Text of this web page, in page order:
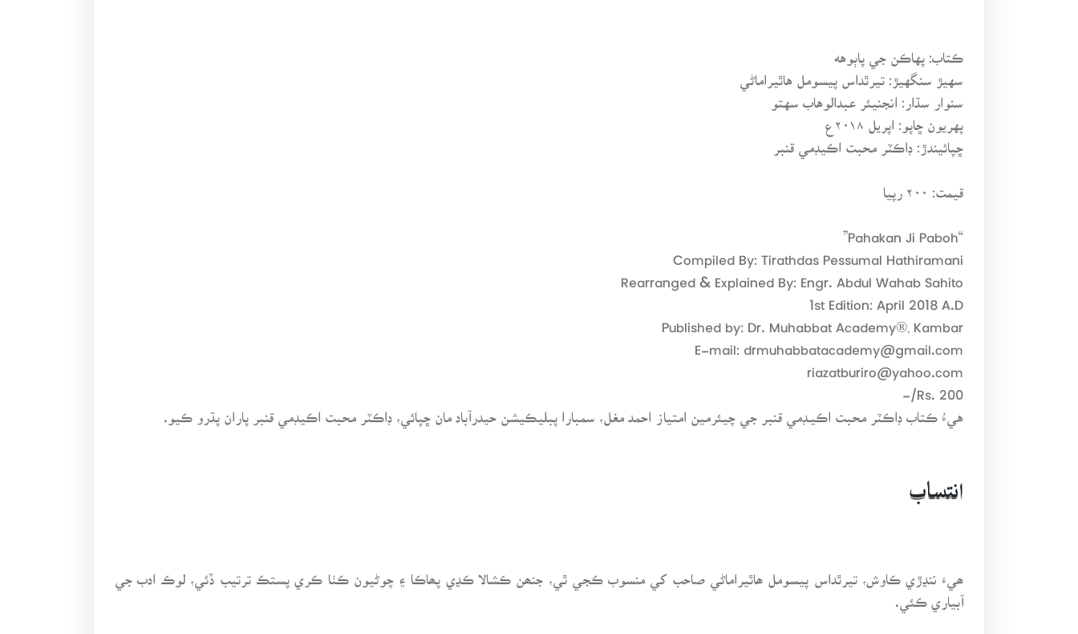
ڪتاب: پهاڪن جي پاٻوهه
سهيڙ سنگهيڙ: تيرٿداس پيسومل هاٿيراماڻي
سنوار سڌار: انجنيئر عبدالوهاب سهتو
پهريون ڇاپو: اپريل ۲۰۱۸ع
ڇپائيندڙ: ڊاڪٽر محبت اڪيڊمي قنبر
“Pahakan Ji Paboh”
Compiled By: Tirathdas Pessumal Hathiramani
Rearranged & Explained By: Engr. Abdul Wahab Sahito
1st Edition: April 2018 A.D
Published by: Dr. Muhabbat Academy®, Kambar
E-mail: drmuhabbatacademy@gmail.com
riazatburiro@yahoo.com
Rs. 200/-
هيءُ ڪتاب ڊاڪٽر محبت اڪيـڊمي قنبر جي چيئرمين امتياز احمد مغل، سمبارا پبليڪيشن حيدرآباد مان ڇپائي، ڊاڪٽر محبت اڪيڊمي قنبر پاران پڌرو ڪيو.
انتساب
ھيءَ ننڍڙي ڪاوش، تيرٿداس پيسومل ھاٿيراماڻي صاحب کي منسوب ڪجي ٿي، جنھن ڪشالا ڪڍي پھاڪا ۽ چوڻيون ڪٺا ڪري پستڪ ترتيب ڏئي، لوڪ ادب جي
آبياري ڪئي.